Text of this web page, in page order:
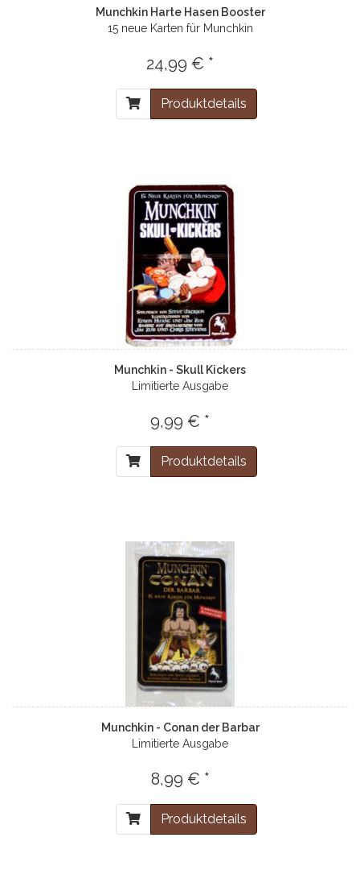
Munchkin Harte Hasen Booster
15 neue Karten für Munchkin
24,99 € *
Produktdetails
Munchkin - Skull Kickers
Limitierte Ausgabe
9,99 € *
Produktdetails
Munchkin - Conan der Barbar
Limitierte Ausgabe
8,99 € *
Produktdetails